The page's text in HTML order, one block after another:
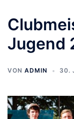
Jugend
VON ADMIN 30.